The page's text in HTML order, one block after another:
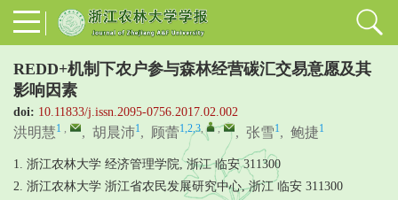
REDD+机制下农户参与森林经营碳汇交易意愿及其
影响因素
doi: 10.11833/j.issn.2095-0756.2017.02.002
洪明慧1 , , 胡晨沛1, 顾蕾1,2,3, , , 张雪1, 鲍捷1
1. 浙江农林大学 经济管理学院, 浙江 临安 311300
2. 浙江农林大学 浙江省农民发展研究中心, 浙江 临安 311300